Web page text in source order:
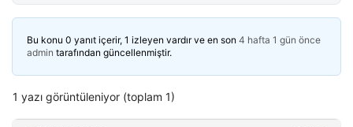
Bu konu 0 yanıt içerir, 1 izleyen vardır ve en son 4 hafta 1 gün önce
admin tarafından güncellenmiştir.
1 yazı görüntüleniyor (toplam 1)